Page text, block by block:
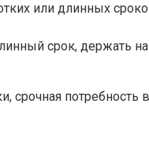
или длинных
срок, держать
потребность